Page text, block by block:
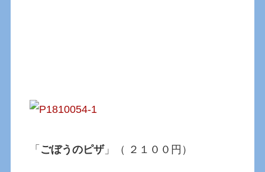
「 ごぼうのピザ」（ ２１００円）